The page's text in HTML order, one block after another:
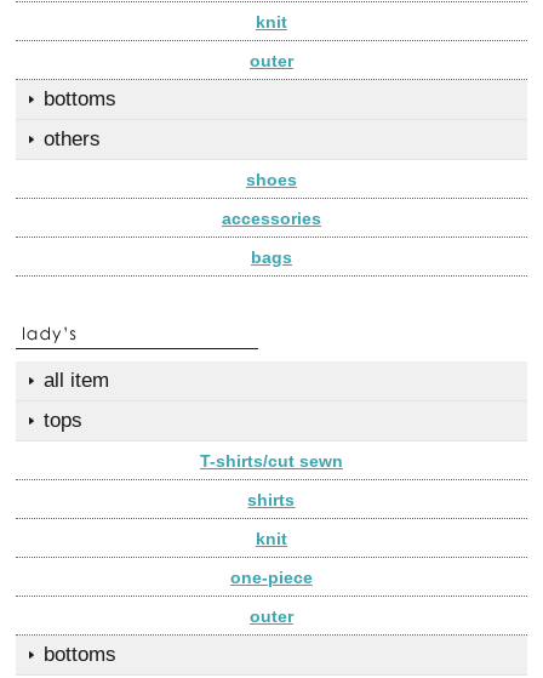
knit
outer
bottoms
others
shoes
accessories
bags
all item
tops
T-shirts/cut sewn
shirts
knit
one-piece
outer
bottoms